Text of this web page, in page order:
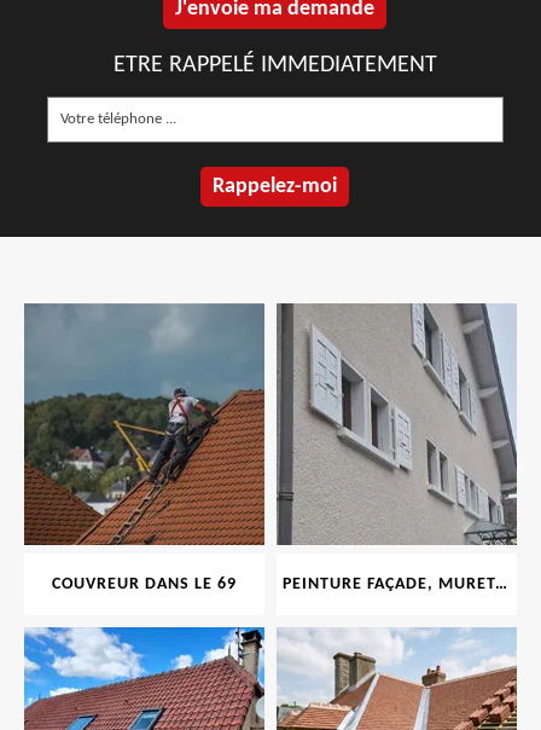
ETRE RAPPELÉ IMMEDIATEMENT
COUVREUR DANS LE 69 PEINTURE FAÇADE, MURET, TOITURE, BOISERIE, FERRONERIE, GOUTTIÈRE 69